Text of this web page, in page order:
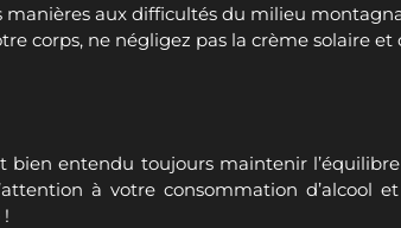
manières aux difficultés du milieu
corps, ne négligez pas la crème solaire
entendu toujours maintenir
à votre consommation d’alcool